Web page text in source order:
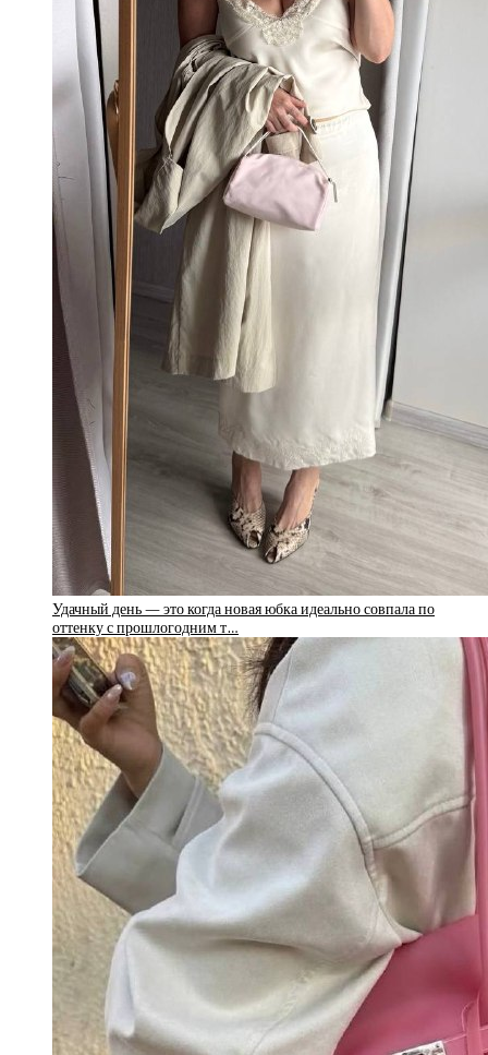
Удачный день — это когда новая юбка идеально совпала по
оттенку с прошлогодним т…